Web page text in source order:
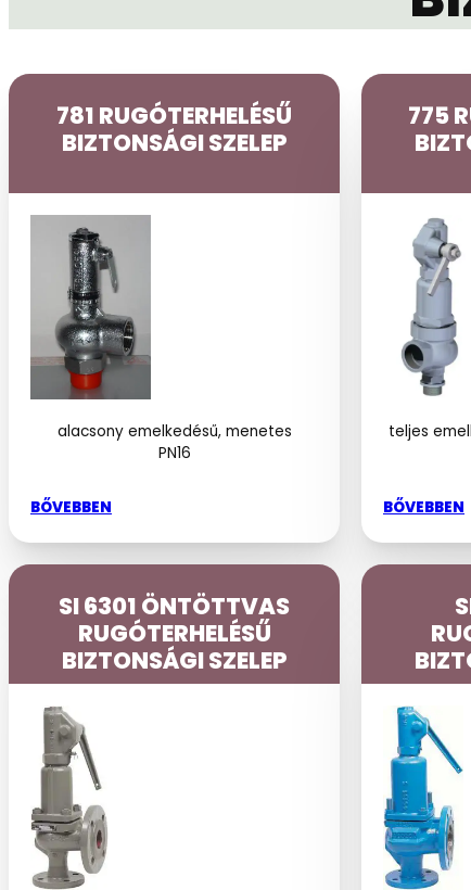
781 RUGÓTERHELÉSŰ
BIZTONSÁGI SZELEP
alacsony emelkedésű, menetes
PN16
BŐVEBBEN
775
teljes
BŐVEBBEN
SI 6301 ÖNTÖTTVAS
RUGÓTERHELÉSŰ
BIZTONSÁGI SZELEP